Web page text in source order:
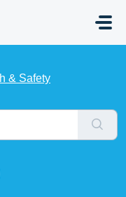
& Safety